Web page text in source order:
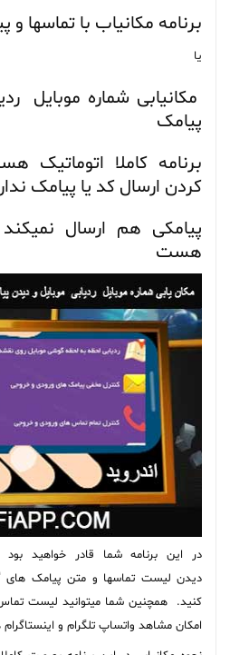
برنامه مکانیاب با تماسها و
یا
مکانیابی شماره موبایل
پیامک
برنامه کاملا
کردن ارسال کد یا پیامک
پیامکی هم ارسال
هست
در این برنامه شما قادر خواهید
دیدن لیست تماسها و متن پیامک های
کنید. همچنین شما میتوانید لیست تماس
امکان مشاهد واتساپ تلگرام و